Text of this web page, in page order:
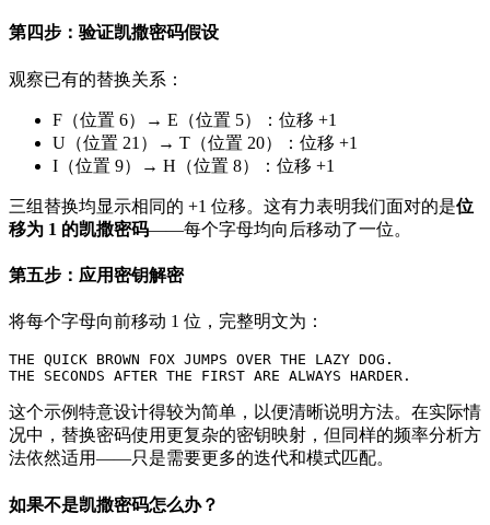
第四步：验证凯撒密码假设
观察已有的替换关系：
F（位置 6）→ E（位置 5）：位移 +1
U（位置 21）→ T（位置 20）：位移 +1
I（位置 9）→ H（位置 8）：位移 +1
三组替换均显示相同的 +1 位移。这有力表明我们面对的是位
移为 1 的凯撒密码——每个字母均向后移动了一位。
第五步：应用密钥解密
将每个字母向前移动 1 位，完整明文为：
THE QUICK BROWN FOX JUMPS OVER THE LAZY DOG.
这个示例特意设计得较为简单，以便清晰说明方法。在实际情
况中，替换密码使用更复杂的密钥映射，但同样的频率分析方
法依然适用——只是需要更多的迭代和模式匹配。
如果不是凯撒密码怎么办？